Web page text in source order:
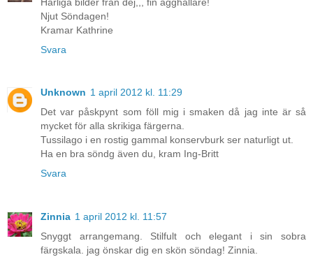
Njut Söndagen!
Kramar Kathrine
Svara
Unknown 1 april 2012 kl. 11:29
Det var påskpynt som föll mig i smaken då jag inte är så
mycket för alla skrikiga färgerna.
Tussilago i en rostig gammal konservburk ser naturligt ut.
Ha en bra söndg även du, kram Ing-Britt
Svara
Zinnia 1 april 2012 kl. 11:57
Snyggt arrangemang. Stilfult och elegant i sin sobra
färgskala. jag önskar dig en skön söndag! Zinnia.